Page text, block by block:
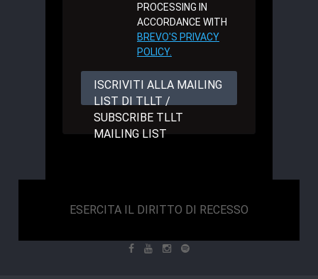
PROCESSING IN
ACCORDANCE WITH
BREVO'S PRIVACY
POLICY.
ISCRIVITI ALLA MAILING
LIST DI TLLT /
SUBSCRIBE TLLT
MAILING LIST
ESERCITA IL DIRITTO DI RECESSO